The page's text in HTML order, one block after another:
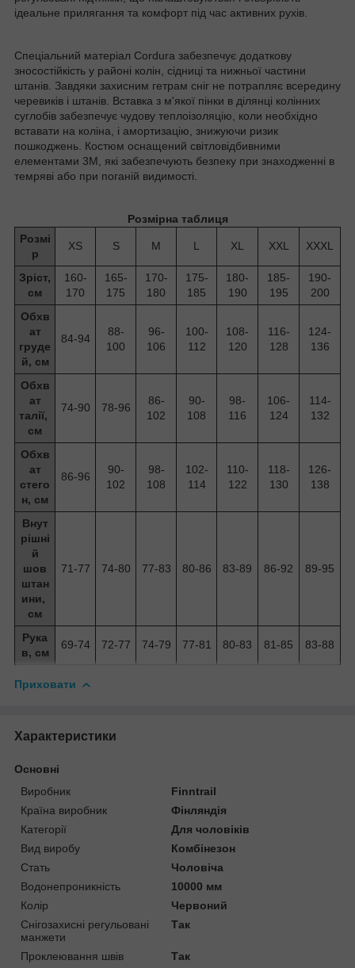
ідеальне прилягання та комфорт під час активних рухів.
Спеціальний матеріал Cordura забезпечує додаткову
зносостійкість у районі колін, сідниці та нижньої частини
штанів. Завдяки захисним гетрам сніг не потрапляє всередину
черевиків і штанів. Вставка з м'якої пінки в ділянці колінних
суглобів забезпечує чудову теплоізоляцію, коли необхідно
вставати на коліна, і амортизацію, знижуючи ризик
пошкоджень. Костюм оснащений світловідбивними
елементами 3M, які забезпечують безпеку при знаходженні в
темряві або при поганій видимості.
Розмірна таблиця
Розмі
р
XS S M L XL XXL XXXL
Зріст,
см
160-
170
165-
175
170-
180
175-
185
180-
190
185-
195
190-
200
Обхв
ат
груде
й, см
84-94
88-
100
96-
106
100-
112
108-
120
116-
128
124-
136
Обхв
ат
талії,
см
74-90 78-96
86-
102
90-
108
98-
116
106-
124
114-
132
Обхв
ат
стего
н, см
86-96
90-
102
98-
108
102-
114
110-
122
118-
130
126-
138
Внут
рішні
й
шов
штан
ини,
см
71-77 74-80 77-83 80-86 83-89 86-92 89-95
Рука
в, см
69-74 72-77 74-79 77-81 80-83 81-85 83-88
Приховати
Характеристики
Основні
Виробник
Finntrail
Країна виробник
Фінляндія
Категорії
Для чоловіків
Вид виробу
Комбінезон
Стать
Чоловіча
Водонепроникність
10000 мм
Колір
Червоний
Снігозахисні регульовані
манжети
Так
Проклеювання швів
Так